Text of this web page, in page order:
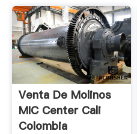
Venta De Molinos
MIC Center Cali
Colombia